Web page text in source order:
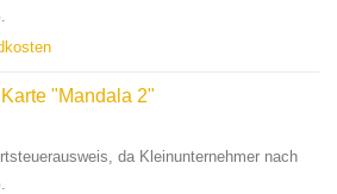
"Mandala 2"
da Kleinunternehmer nach